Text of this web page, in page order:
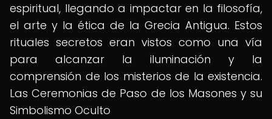
espiritual, llegando a impactar en la filosofía,
el arte y la ética de la Grecia Antigua. Estos
rituales secretos eran vistos como una vía
para alcanzar la iluminación y la
comprensión de los misterios de la existencia.
Las Ceremonias de Paso de los Masones y su
Simbolismo Oculto